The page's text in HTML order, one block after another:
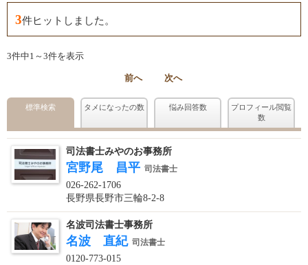
3件ヒットしました。
3件中1～3件を表示
前へ 次へ
標準検索 タメになったの数 悩み回答数
プロフィール閲覧
数
司法書士みやのお事務所
宮野尾 昌平 司法書士
026-262-1706
長野県長野市三輪8-2-8
名波司法書士事務所
名波 直紀 司法書士
0120-773-015